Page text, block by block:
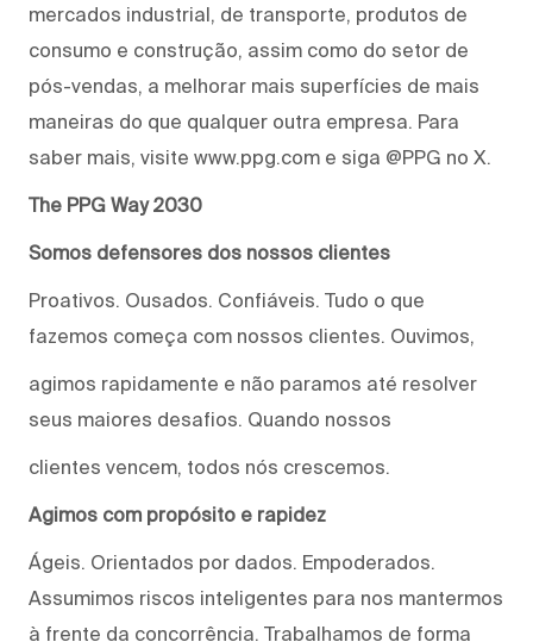
mercados industrial, de transporte, produtos de
consumo e construção, assim como do setor de
pós-vendas, a melhorar mais superfícies de mais
maneiras do que qualquer outra empresa. Para
saber mais, visite www.ppg.com e siga @PPG no X.
The PPG Way 2030
Somos defensores dos nossos clientes
Proativos. Ousados. Confiáveis. Tudo o que
fazemos começa com nossos clientes. Ouvimos,
agimos rapidamente e não paramos até resolver
seus maiores desafios. Quando nossos
clientes vencem, todos nós crescemos.
Agimos com propósito e rapidez
Ágeis. Orientados por dados. Empoderados.
Assumimos riscos inteligentes para nos mantermos
à frente da concorrência. Trabalhamos de forma